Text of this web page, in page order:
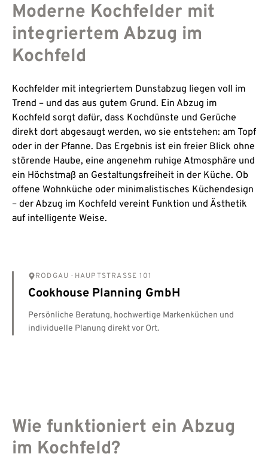
Moderne Kochfelder mit
integriertem Abzug im
Kochfeld
Kochfelder mit integriertem Dunstabzug liegen voll im
Trend – und das aus gutem Grund. Ein Abzug im
Kochfeld sorgt dafür, dass Kochdünste und Gerüche
direkt dort abgesaugt werden, wo sie entstehen: am Topf
oder in der Pfanne. Das Ergebnis ist ein freier Blick ohne
störende Haube, eine angenehm ruhige Atmosphäre und
ein Höchstmaß an Gestaltungsfreiheit in der Küche. Ob
offene Wohnküche oder minimalistisches Küchendesign
– der Abzug im Kochfeld vereint Funktion und Ästhetik
auf intelligente Weise.
RODGAU · HAUPTSTRASSE 101
Cookhouse Planning GmbH
Persönliche Beratung, hochwertige Markenküchen und
individuelle Planung direkt vor Ort.
Wie funktioniert ein Abzug
im Kochfeld?